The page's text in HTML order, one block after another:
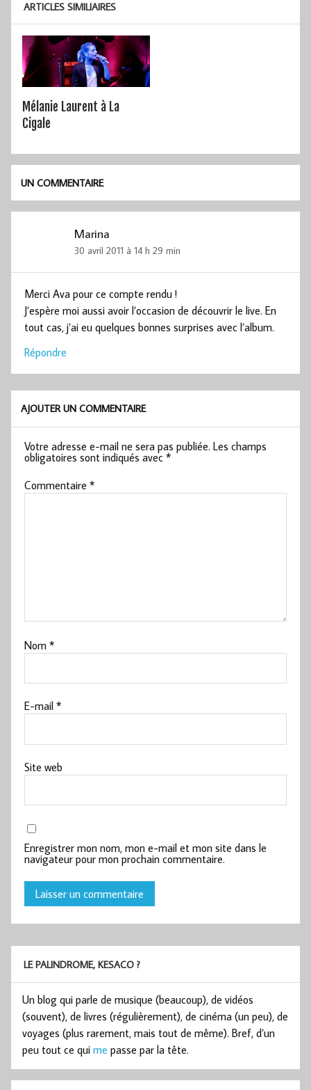
ARTICLES SIMILIAIRES
Mélanie Laurent à La
Cigale
UN COMMENTAIRE
Marina
30 avril 2011 à 14 h 29 min
Merci Ava pour ce compte rendu !
J’espère moi aussi avoir l’occasion de découvrir le live. En
tout cas, j’ai eu quelques bonnes surprises avec l’album.
Répondre
AJOUTER UN COMMENTAIRE
Votre adresse e-mail ne sera pas publiée. Les champs
obligatoires sont indiqués avec*
Commentaire*
Nom*
E-mail*
Site web
Enregistrer mon nom, mon e-mail et mon site dans le
navigateur pour mon prochain commentaire.
LE PALINDROME, KESACO ?
Un blog qui parle de musique (beaucoup), de vidéos
(souvent), de livres (régulièrement), de cinéma (un peu), de
voyages (plus rarement, mais tout de même). Bref, d’un
peu tout ce qui me passe par la tête.